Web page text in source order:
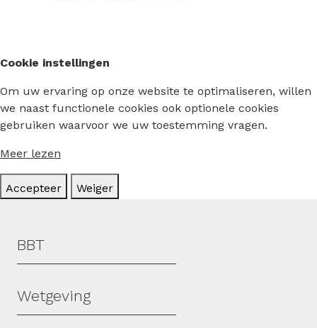
Cookie instellingen
Om uw ervaring op onze website te optimaliseren, willen
we naast functionele cookies ook optionele cookies
gebruiken waarvoor we uw toestemming vragen.
Meer lezen
Accepteer Weiger
Hoofdmenu
BBT
Wetgeving